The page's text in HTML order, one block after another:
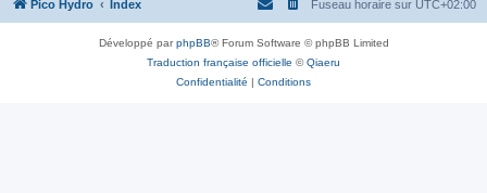
Pico Hydro Index Fuseau horaire sur UTC+02:00
Développé parphpBB® Forum Software © phpBB Limited
Traduction française officielle ©Qiaeru
Confidentialité | Conditions